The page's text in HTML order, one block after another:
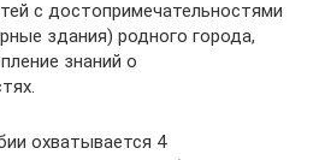
с достопримечательностями
здания) родного города,
знаний о
охватывается 4